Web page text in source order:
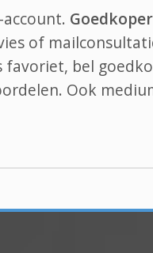
of
favoriet, bel
Ook